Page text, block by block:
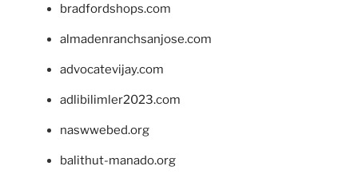
bradfordshops.com
almadenranchsanjose.com
advocatevijay.com
adlibilimler2023.com
naswwebed.org
balithut-manado.org